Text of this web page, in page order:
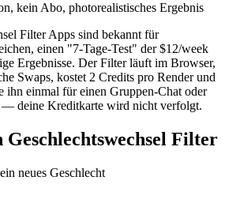
kein Abo, photorealistisches Ergebnis
Filter Apps sind bekannt für
einen "7-Tage-Test" der $12/week
Ergebnisse. Der Filter läuft im Browser,
Swaps, kostet 2 Credits pro Render und
ihn einmal für einen Gruppen-Chat oder
deine Kreditkarte wird nicht verfolgt.
Geschlechtswechsel Filter
neues Geschlecht